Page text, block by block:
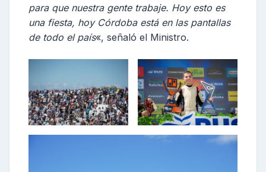
para que nuestra gente trabaje. Hoy esto es
una fiesta, hoy Córdoba está en las pantallas
de todo el país«, señaló el Ministro.